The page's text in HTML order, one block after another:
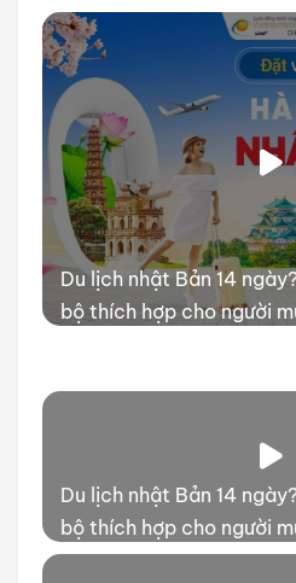
Du lịch nhật Bản 14
bộ thích hợp cho người
Du lịch nhật Bản 14
bộ thích hợp cho người
thời gian trải nghiệm